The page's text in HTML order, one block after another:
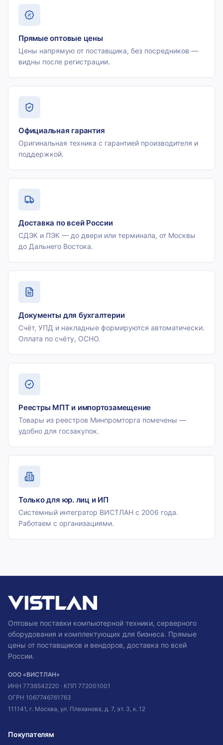
Прямые оптовые цены
Цены напрямую от поставщика, без посредников —
видны после регистрации.
Официальная гарантия
Оригинальная техника с гарантией производителя и
поддержкой.
Доставка по всей России
СДЭК и ПЭК — до двери или терминала, от Москвы
до Дальнего Востока.
Документы для бухгалтерии
Счёт, УПД и накладные формируются автоматически.
Оплата по счёту, ОСНО.
Реестры МПТ и импортозамещение
Товары из реестров Минпромторга помечены —
удобно для госзакупок.
Только для юр. лиц и ИП
Системный интегратор ВИСТЛАН с 2006 года.
Работаем с организациями.
Оптовые поставки компьютерной техники, серверного
оборудования и комплектующих для бизнеса. Прямые
цены от поставщиков и вендоров, доставка по всей
России.
ООО «ВИСТЛАН»
ИНН 7736542220 · КПП 772001001
ОГРН 1067746761763
111141, г. Москва, ул. Плеханова, д. 7, эт. 3, к. 12
Покупателям